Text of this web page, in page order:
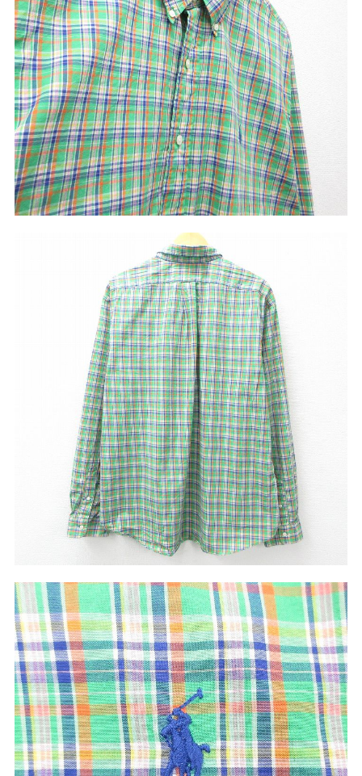
Search by Particularこだわりから探す
Search by Sizeサイズから探す（メンズ）
ジャケット XS S M L XL
スウェット XS S M L XL
XS S M
XS S M L
W30以下 W31,W32
W33,W34 W35,W36
W37以上
Search by Maniacマニアックから探す
バンド
Tシャツ
アニメ
Tシャツ
映画
Tシャツ
USA製
ボロ ミリタリー
すべてのマニアックを見る
Search by Period年代から探す
90年代 80年代 70年代